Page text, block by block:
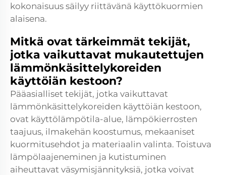
kokonaisuus säilyy riittävänä käyttökuormien
alaisena.
Mitkä ovat tärkeimmät tekijät,
jotka vaikuttavat mukautettujen
lämmönkäsittelykoreiden
käyttöiän kestoon?
Pääasialliset tekijät, jotka vaikuttavat
lämmönkäsittelykoreiden käyttöiän kestoon,
ovat käyttölämpötila-alue, lämpökierrosten
taajuus, ilmakehän koostumus, mekaaniset
kuormitusehdot ja materiaalin valinta. Toistuva
lämpölaajeneminen ja kutistuminen
aiheuttavat väsymisjännityksiä, jotka voivat